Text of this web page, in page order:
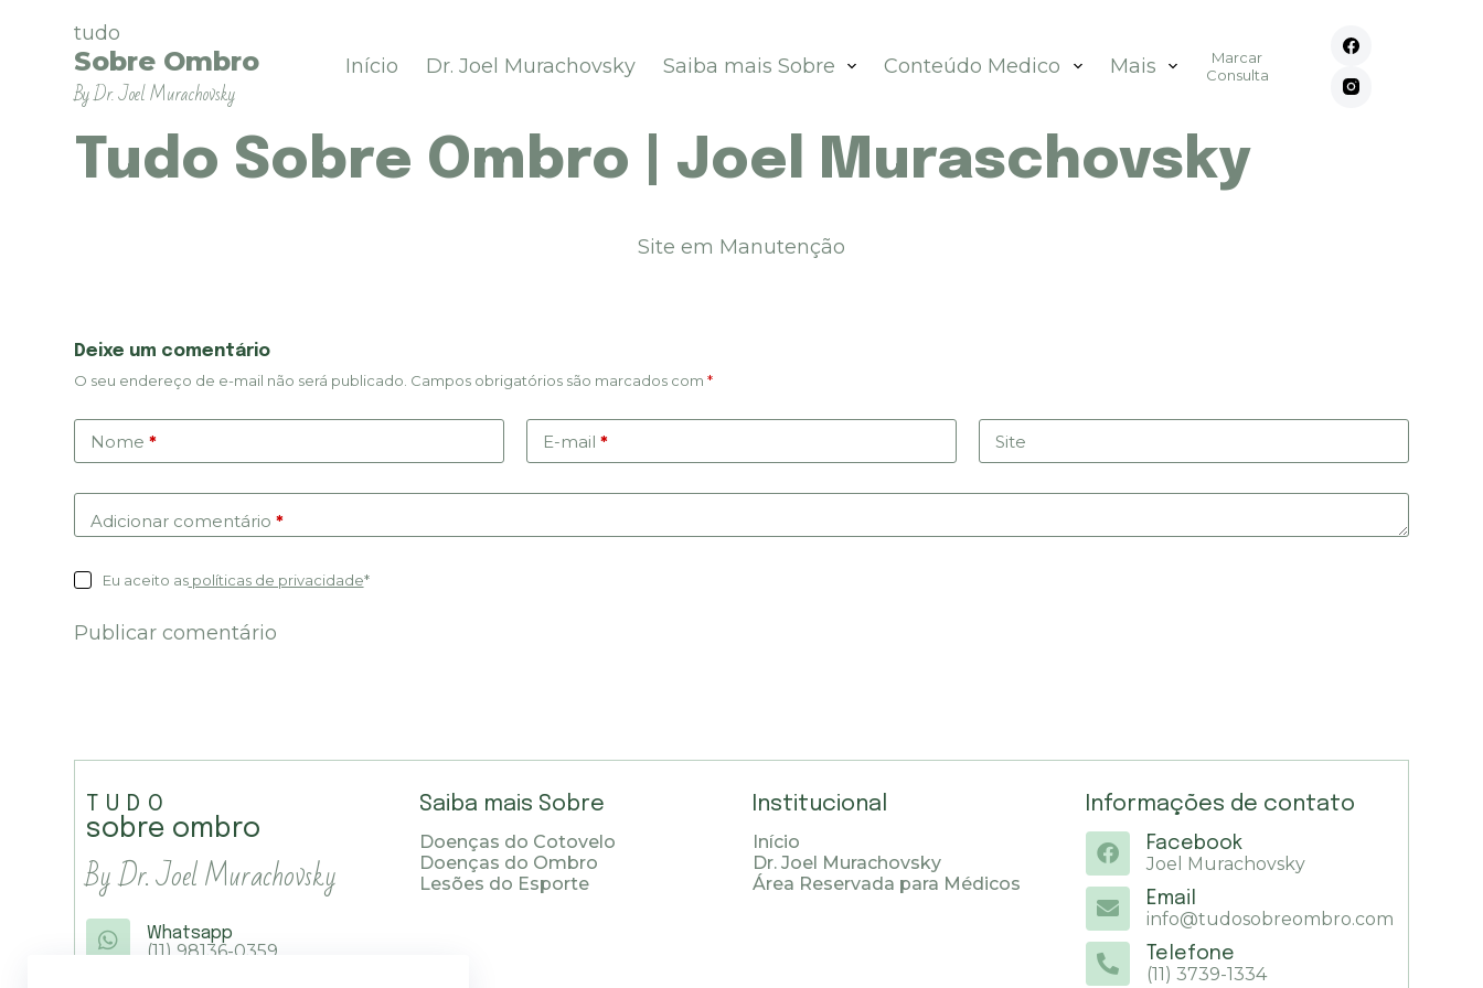
tudo
Sobre Ombro
By Dr. Joel Murachovsky
Início Dr. Joel Murachovsky Saiba mais Sobre Conteúdo Medico Mais
Marcar
Consulta
Tudo Sobre Ombro | Joel Muraschovsky
Site em Manutenção
Deixe um comentário
O seu endereço de e-mail não será publicado. Campos obrigatórios são marcados com*
Nome * E-mail * Site
Adicionar comentário *
Eu aceito aspolíticas de privacidade*
Publicar comentário
TUDO
sobre ombro
By Dr. Joel Murachovsky
Whatsapp
(11) 98136-0359
Saiba mais Sobre
Doenças do Cotovelo
Doenças do Ombro
Lesões do Esporte
Institucional
Início
Dr. Joel Murachovsky
Área Reservada para Médicos
Informações de contato
Facebook
Joel Murachovsky
Email
info@tudosobreombro.com
Telefone
(11) 3739-1334